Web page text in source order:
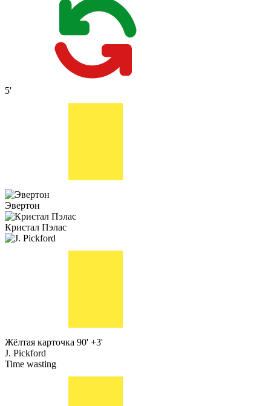
5'
Эвертон
Кристал Пэлас
Жёлтая карточка 90' +3'
J. Pickford
Time wasting